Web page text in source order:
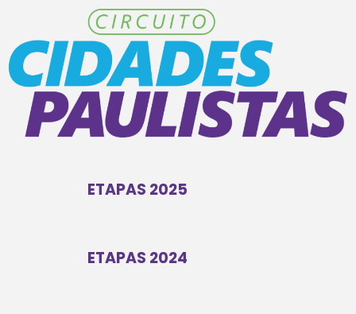
ETAPAS 2025
ETAPAS 2024